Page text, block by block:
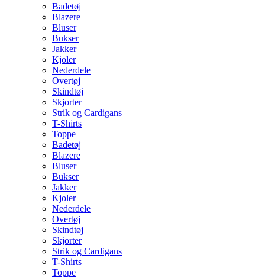
Badetøj
Blazere
Bluser
Bukser
Jakker
Kjoler
Nederdele
Overtøj
Skindtøj
Skjorter
Strik og Cardigans
T-Shirts
Toppe
Badetøj
Blazere
Bluser
Bukser
Jakker
Kjoler
Nederdele
Overtøj
Skindtøj
Skjorter
Strik og Cardigans
T-Shirts
Toppe